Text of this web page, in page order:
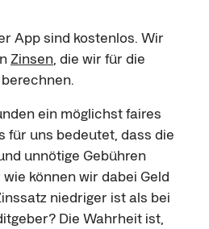
App sind kostenlos. Wir
Zinsen , die wir für die
ein möglichst faires
für uns bedeutet, dass die
unnötige Gebühren
können wir dabei Geld
niedriger ist als bei
Die Wahrheit ist,